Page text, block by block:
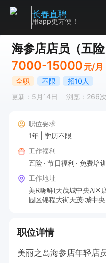
海参店店员（五
7000-15000 元/月
全职 不限
招10人
更新：5月14日
浏览：266次
职位要求
1年
学历不限
工作福利
五险
节日福利 免费培训
工作地址
美R嗨鲜(天茂城中央A区
园区锦程大街天茂·城中
职位详情
美丽之岛海参店年轻店
长春直聘
用app更方便！